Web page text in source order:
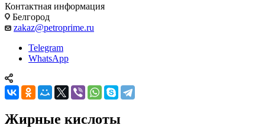
Контактная информация
Белгород
zakaz@petroprime.ru
Telegram
WhatsApp
Жирные кислоты